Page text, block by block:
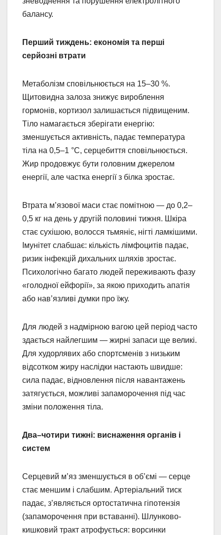
балансу.
Перший тиждень: економія та перші
серйозні втрати
Метаболізм сповільнюється на 15–30 %.
Щитовидна залоза знижує вироблення
гормонів, кортизол залишається підвищеним.
Тіло намагається зберігати енергію:
зменшується активність, падає температура
тіла на 0,5–1 °C, серцебиття сповільнюється.
Жир продовжує бути головним джерелом
енергії, але частка енергії з білка зростає.
Втрата м’язової маси стає помітною — до 0,2–
0,5 кг на день у другій половині тижня. Шкіра
стає сухішою, волосся тьмяніє, нігті ламкішими.
Імунітет слабшає: кількість лімфоцитів падає,
ризик інфекцій дихальних шляхів зростає.
Психологічно багато людей переживають фазу
«голодної ейфорії», за якою приходить апатія
або нав’язливі думки про їжу.
Для людей з надмірною вагою цей період часто
здається найлегшим — жирні запаси ще великі.
Для худорлявих або спортсменів з низьким
відсотком жиру наслідки настають швидше:
сила падає, відновлення після навантажень
затягується, можливі запаморочення під час
зміни положення тіла.
Два–чотири тижні: виснаження органів і
систем
Серцевий м’яз зменшується в об’ємі — серце
стає меншим і слабшим. Артеріальний тиск
падає, з’являється ортостатична гіпотензія
(запаморочення при вставанні). Шлунково-
кишковий тракт атрофується: ворсинки